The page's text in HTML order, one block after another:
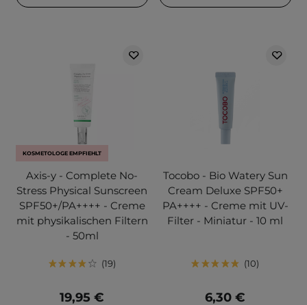
KOSMETOLOGE EMPFIEHLT
Axis-y - Complete No-
Stress Physical Sunscreen
SPF50+/PA++++ - Creme
mit physikalischen Filtern
- 50ml
19
19,95 €
Tocobo - Bio Watery Sun
Cream Deluxe SPF50+
PA++++ - Creme mit UV-
Filter - Miniatur - 10 ml
10
6,30 €